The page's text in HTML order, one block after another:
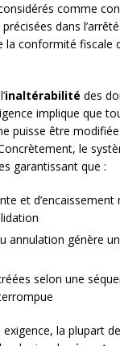
comme
dans
la conformité fiscale
inaltérabilité des
implique que
puisse être
le
garantissant que :
et
annulation génère
selon une
la plupart